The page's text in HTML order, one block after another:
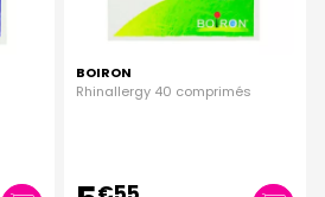
BOIRON
Rhinallergy 40 comprimés